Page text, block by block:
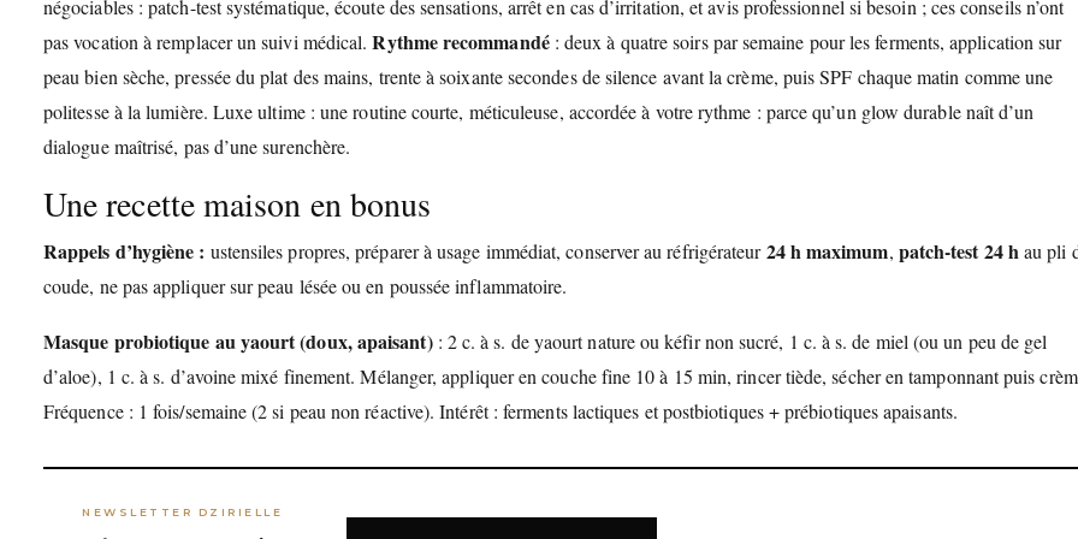
négociables : patch-test systématique, écoute des sensations, arrêt en cas d’irritation, et avis professionnel si besoin ; ces conseils n’ont
pas vocation à remplacer un suivi médical.Rythme recommandé: deux à quatre soirs par semaine pour les ferments, application sur
peau bien sèche, pressée du plat des mains, trente à soixante secondes de silence avant la crème, puis SPF chaque matin comme une
politesse à la lumière. Luxe ultime : une routine courte, méticuleuse, accordée à votre rythme : parce qu’un glow durable naît d’un
dialogue maîtrisé, pas d’une surenchère.
Une recette maison en bonus
Rappels d’hygiène : ustensiles propres, préparer à usage immédiat, conserver au réfrigérateur24 h maximum, patch-test 24 hau pli
coude, ne pas appliquer sur peau lésée ou en poussée inflammatoire.
Masque probiotique au yaourt (doux, apaisant): 2 c. à s. de yaourt nature ou kéfir non sucré, 1 c. à s. de miel (ou un peu de gel
d’aloe), 1 c. à s. d’avoine mixé finement. Mélanger, appliquer en couche fine 10 à 15 min, rincer tiède, sécher en tamponnant puis
Fréquence : 1 fois/semaine (2 si peau non réactive). Intérêt : ferments lactiques et postbiotiques + prébiotiques apaisants.
NEWSLETTER DZIRIELLE